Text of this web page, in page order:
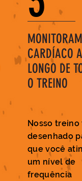
CARDÍACO
LONGO DE
O TREINO
Nosso treino
desenhado
que você
um nível de
frequência